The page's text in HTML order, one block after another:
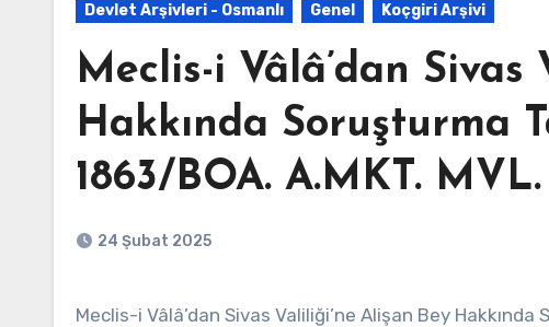
Devlet Arşivleri - Osmanlı Genel Koçgiri Arşivi
Meclis-i Vâlâ’dan
Hakkında Soruşturma
1863/BOA. A.MKT. MVL.
24 Şubat 2025
Meclis-i Vâlâ’dan Sivas Valiliği’ne Alişan Bey Hakkında Soruşturma Talimatı (3 Mayıs 1863/BOA. A.MKT. MVL. 173.